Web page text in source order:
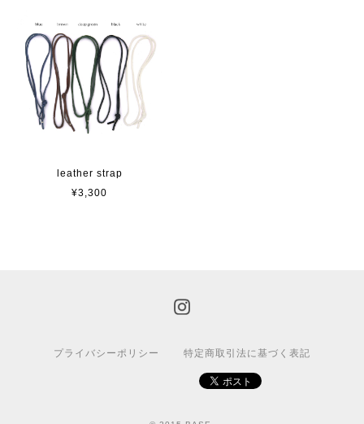
leather strap
¥3,300
プライバシーポリシー 特定商取引法に基づく表記